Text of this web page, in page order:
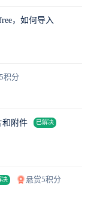
，如何导入
积分
和附件 已解决
决
悬赏5积分